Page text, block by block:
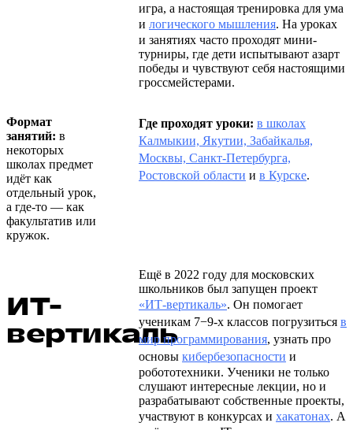
игра, а настоящая тренировка для ума
и логического мышления. На уроках
и занятиях часто проходят мини-
турниры, где дети испытывают азарт
победы и чувствуют себя настоящими
гроссмейстерами.
Формат
занятий: в
некоторых
школах предмет
идёт как
отдельный урок,
а где-то — как
факультатив или
кружок.
Где проходят уроки: в школах
Калмыкии, Якутии, Забайкалья,
Москвы, Санкт-Петербурга,
Ростовской области и в Курске.
ИТ-
вертикаль
Ещё в 2022 году для московских
школьников был запущен проект
«ИТ-вертикаль». Он помогает
ученикам 7−9-х классов погрузиться в
мир программирования, узнать про
основы кибербезопасности и
робототехники. Ученики не только
слушают интересные лекции, но и
разрабатывают собственные проекты,
участвуют в конкурсах и хакатонах. А